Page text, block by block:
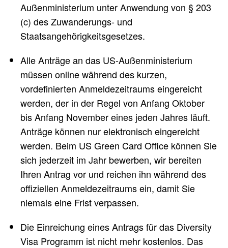
Außenministerium unter Anwendung von § 203
(c) des Zuwanderungs- und
Staatsangehörigkeitsgesetzes.
Alle Anträge an das US-Außenministerium
müssen online während des kurzen,
vordefinierten Anmeldezeitraums eingereicht
werden, der in der Regel von Anfang Oktober
bis Anfang November eines jeden Jahres läuft.
Anträge können nur elektronisch eingereicht
werden. Beim US Green Card Office können Sie
sich jederzeit im Jahr bewerben, wir bereiten
Ihren Antrag vor und reichen ihn während des
offiziellen Anmeldezeitraums ein, damit Sie
niemals eine Frist verpassen.
Die Einreichung eines Antrags für das Diversity
Visa Programm ist nicht mehr kostenlos. Das